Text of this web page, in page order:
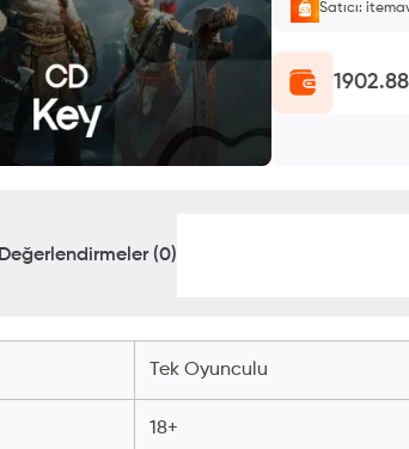
E-Pin olarak
Satıcı:
1902.88
Değerlendirmeler (0)
Tek Oyunculu
18+